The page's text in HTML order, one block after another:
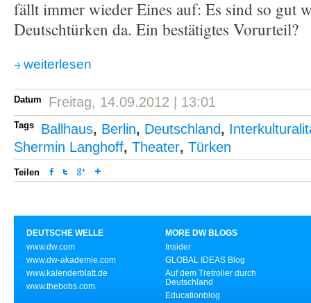
fällt immer wieder Eines auf: Es sind so gut
Deutschtürken da. Ein bestätigtes Vorurteil?
weiterlesen
Datum Freitag, 14.09.2012 | 13:01
Tags Ballhaus, Berlin, Deutschland,
Shermin Langhoff, Theater, Türken
Teilen
DEUTSCHE WELLE
www.dw.com
www.dw-akademie.com
www.kalenderblatt.de
www.thebobs.com
MORE DW BLOGS
Insider
GLOBAL IDEAS Blog
Auf dem Tretroller durch
Deutschland
Educationblog